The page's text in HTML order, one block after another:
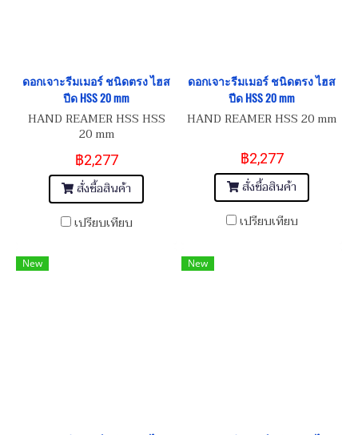
ดอกเจาะรีมเมอร์ ชนิดตรง ไฮส
ปีด HSS 20 mm
HAND REAMER HSS HSS
20 mm
฿2,277
สั่งซื้อสินค้า
เปรียบเทียบ
ดอกเจาะรีมเมอร์ ชนิดตรง ไฮส
ปีด HSS 20 mm
HAND REAMER HSS 20 mm
฿2,277
สั่งซื้อสินค้า
เปรียบเทียบ
New New